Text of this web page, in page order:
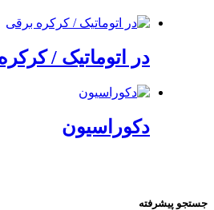
در اتوماتیک /
دکوراسیون
جستجو پیشرفته